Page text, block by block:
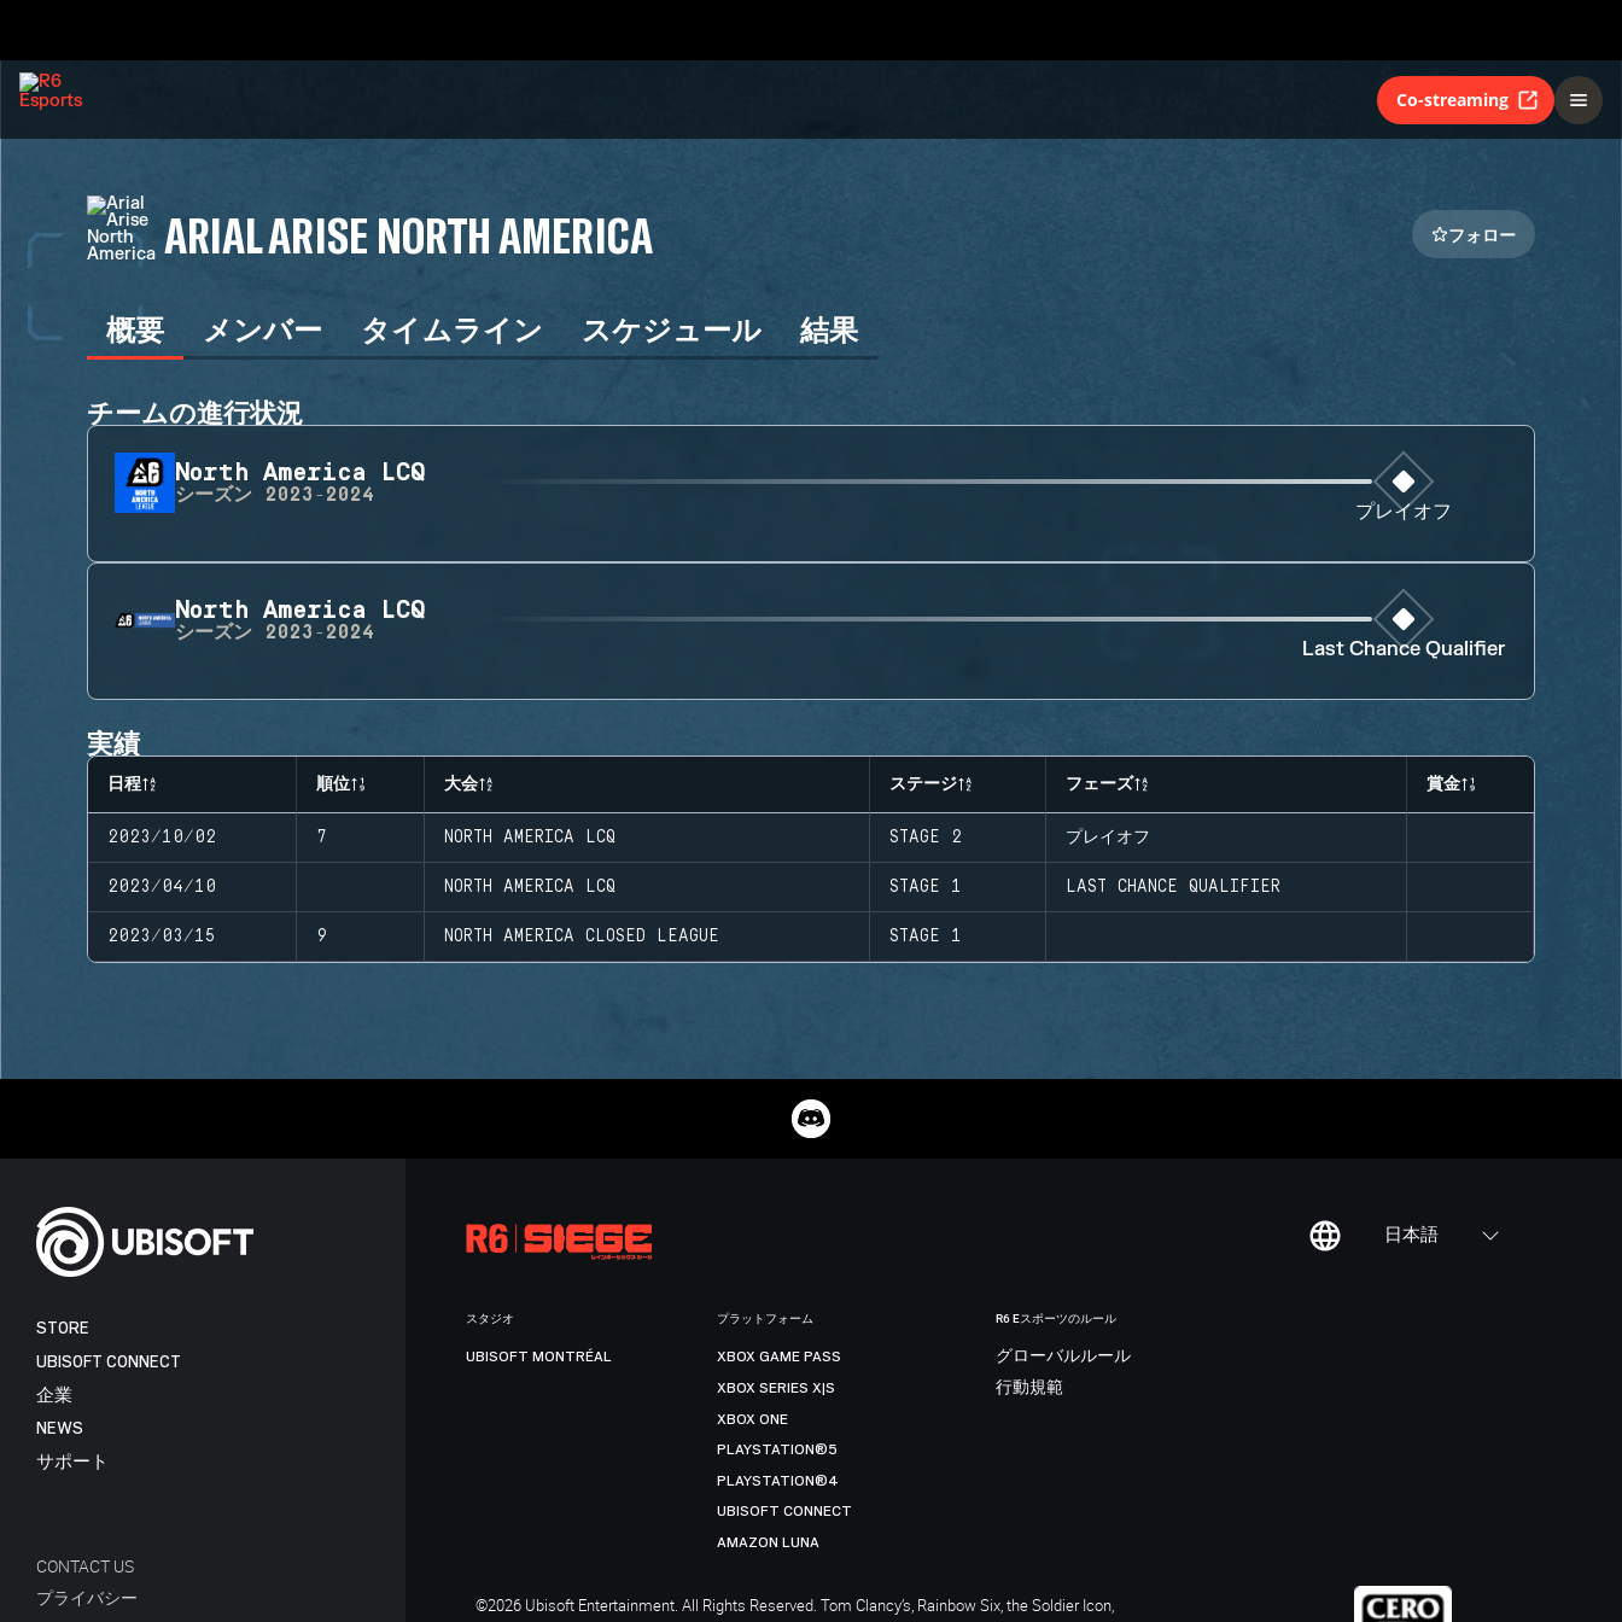
Co-streaming
ARIAL ARISE NORTH AMERICA フォロー
概要 メンバー タイムライン スケジュール 結果
チームの進行状況
North America LCQ
シーズン 2023-2024
プレイオフ
North America LCQ
シーズン 2023-2024
Last Chance Qualifier
実績
日程 順位 大会 ステージ フェーズ 賞金
2023/10/02 7 NORTH AMERICA LCQ STAGE 2 プレイオフ
2023/04/10 NORTH AMERICA LCQ STAGE 1 LAST CHANCE QUALIFIER
2023/03/15 9 NORTH AMERICA CLOSED LEAGUE STAGE 1
日本語
STORE
UBISOFT CONNECT
企業
NEWS
サポート
CONTACT US
プライバシー
スタジオ
UBISOFT MONTRÉAL
プラットフォーム
XBOX GAME PASS
XBOX SERIES X|S
XBOX ONE
PLAYSTATION®5
PLAYSTATION®4
UBISOFT CONNECT
AMAZON LUNA
R6 Eスポーツのルール
グローバルルール
行動規範
©2026 Ubisoft Entertainment. All Rights Reserved. Tom Clancy’s, Rainbow Six, the Soldier Icon,